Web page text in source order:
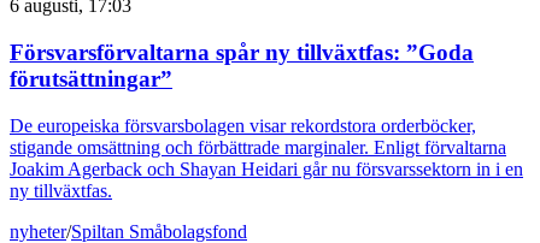
6 augusti, 17:03
Försvarsförvaltarna spår ny tillväxtfas: ”Goda
förutsättningar”
De europeiska försvarsbolagen visar rekordstora orderböcker,
stigande omsättning och förbättrade marginaler. Enligt förvaltarna
Joakim Agerback och Shayan Heidari går nu försvarssektorn in i en
ny tillväxtfas.
nyheter/Spiltan Småbolagsfond